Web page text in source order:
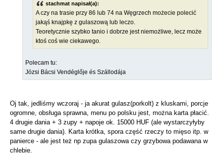
stachmat napisał(a):
A czy na trasie przy 86 lub 74 na Węgrzech możecie polecić
jakąś knajpkę z gulaszową lub leczo.
Teoretycznie szybko tanio i dobrze jest niemożliwe, lecz może
ktoś coś wie ciekawego.
Polecam tu:
Józsi Bácsi Vendéglője és Szállodája
Oj tak, jedliśmy wczoraj - ja akurat gulasz(porkolt) z kluskami, porcje
ogromne, obsługa sprawna, menu po polsku jest, można karta płacić.
4 drugie dania + 3 zupy + napoje ok. 15000 HUF (ale wystarczyłyby
same drugie dania). Karta krótka, spora część rzeczy to mięso itp. w
panierce - ale jest też np zupa gulaszowa czy grzybowa podawana w
chlebie.